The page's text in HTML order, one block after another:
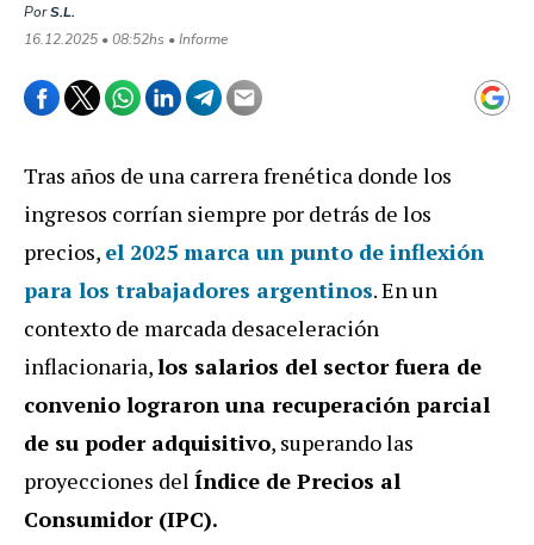
PorS.L.
16.12.2025 • 08:52hs • Informe
Tras años de una carrera frenética donde los
ingresos corrían siempre por detrás de los
precios, el 2025 marca un punto de inflexión
para los trabajadores argentinos. En un
contexto de marcada desaceleración
inflacionaria,los salarios del sector fuera de
convenio lograron una recuperación parcial
de su poder adquisitivo, superando las
proyecciones del Índice de Precios al
Consumidor (IPC).